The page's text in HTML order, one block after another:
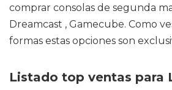
comprar consolas de segunda
Dreamcast , Gamecube. Como
formas estas opciones son
Listado top ventas para